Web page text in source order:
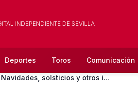
INDEPENDIENTE DE SEVILLA
Deportes Toros Comunicación
solsticios y otros i...